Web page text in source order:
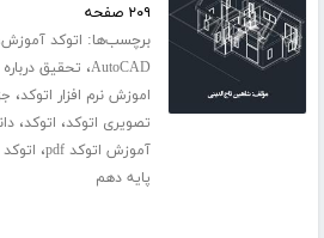
۲۰۹ صفحه
برچسب‌ها: اتوکد آموزش
AutoCAD، تحقیق درباره
اموزش نرم افزار اتوکد،
تصویری اتوکد، اتوکد،
آموزش اتوکد pdf ،
پایه دهم